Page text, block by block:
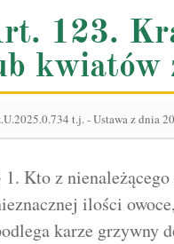
123.
kwiatów
t.j.-Ustawa z dnia
1. Kto z
ilości
karze grzywny